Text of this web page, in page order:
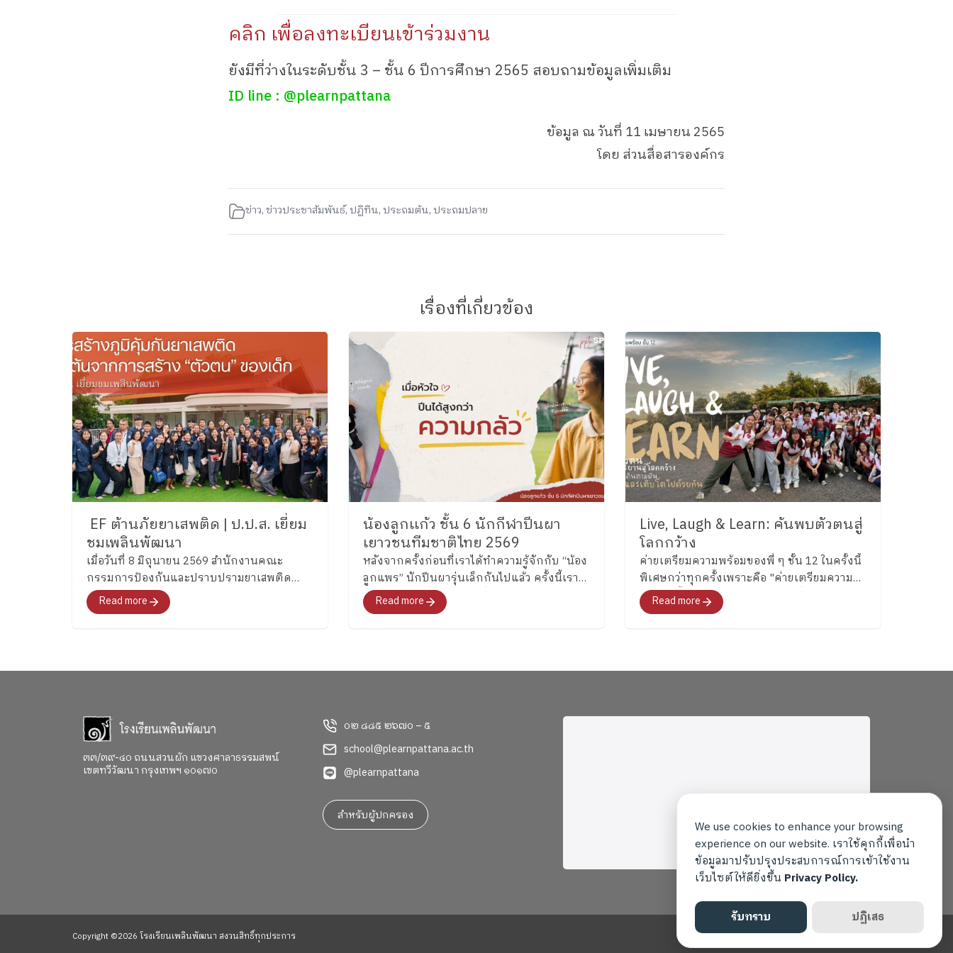
คลิก เพื่อลงทะเบียนเข้าร่วมงาน
ยังมีที่ว่างในระดับชั้น 3 – ชั้น 6 ปีการศึกษา 2565 สอบถามข้อมูลเพิ่มเติม
ID line : @plearnpattana
ข้อมูล ณ วันที่ 11 เมษายน 2565
โดย ส่วนสื่อสารองค์กร
ข่าว,ข่าวประชาสัมพันธ์, ปฏิทิน, ประถมต้น, ประถมปลาย
เรื่องที่เกี่ยวข้อง
EF ต้านภัยยาเสพติด | ป.ป.ส. เยี่ยม
ชมเพลินพัฒนา
เมื่อวันที่ 8 มิถุนายน 2569 สำนักงานคณะ
กรรมการป้องกันและปราบปรามยาเสพติด
(ป.ป.ส.) ได้เข้าเยี่ยมชมและศึกษากระบวนการ
พัฒนาทักษะสมองเพื่อการจัดการชีวิต
Read more
น้องลูกเเก้ว ชั้น 6 นักกีฬาปีนผา
เยาวชนทีมชาติไทย 2569
หลังจากครั้งก่อนที่เราได้ทำความรู้จักกับ “น้อง
ลูกแพร” นักปีนผารุ่นเล็กกันไปแล้ว ครั้งนี้เรา
จะพาไปรู้จักพี่สาวคนโต ซึ่งล่าสุดได้รับการคัด
เลือกเป็นหนึ่งในนักกีฬาปีนผาเยาวชนทีมชาติ
Read more
Live, Laugh & Learn: ค้นพบตัวตนสู่
โลกกว้าง
ค่ายเตรียมความพร้อมของพี่ ๆ ชั้น 12 ในครั้งนี้
พิเศษกว่าทุกครั้งเพราะคือ "ค่ายเตรียมความ
พร้อมครั้งสุดท้าย"สำหรับอนาคตที่พวกเขา
กำลังจะก้าวไปเผชิญที่จะพาทุกคนไปสำรวจ
Read more
๓๓/๓๙-๔๐ ถนนสวนผัก แขวงศาลาธรรมสพน์
เขตทวีวัฒนา กรุงเทพฯ ๑๐๑๗๐
๐๒ ๘๘๕ ๒๖๗๐ – ๕
school@plearnpattana.ac.th
@plearnpattana
สำหรับผู้ปกครอง
Copyright ©2026 โรงเรียนเพลินพัฒนา สงวนสิทธิ์ทุกประการ
We use cookies to enhance your browsing
experience on our website. เราใช้คุกกี้เพื่อนำ
ข้อมูลมาปรับปรุงประสบการณ์การเข้าใช้งาน
เว็บไซต์ให้ดียิ่งขึ้น Privacy Policy.
รับทราบ ปฏิเสธ